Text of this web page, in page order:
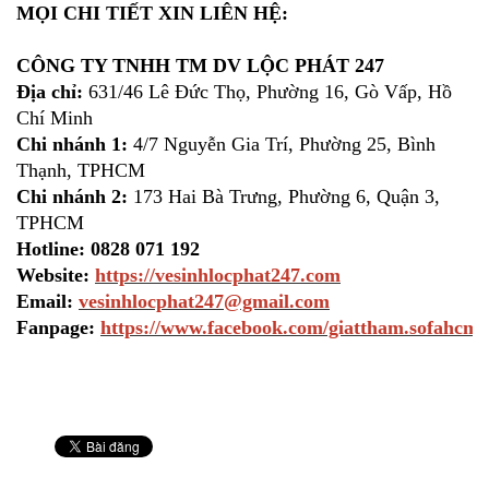
MỌI CHI TIẾT XIN LIÊN HỆ:
CÔNG TY TNHH TM DV LỘC PHÁT 247
Địa chỉ: 631/46 Lê Đức Thọ, Phường 16, Gò Vấp, Hồ
Chí Minh
Chi nhánh 1: 4/7 Nguyễn Gia Trí, Phường 25, Bình
Thạnh, TPHCM
Chi nhánh 2: 173 Hai Bà Trưng, Phường 6, Quận 3,
TPHCM
Hotline: 0828 071 192
Website: https://vesinhlocphat247.com
Email: vesinhlocphat247@gmail.com
Fanpage: https://www.facebook.com/giattham.sofahcm